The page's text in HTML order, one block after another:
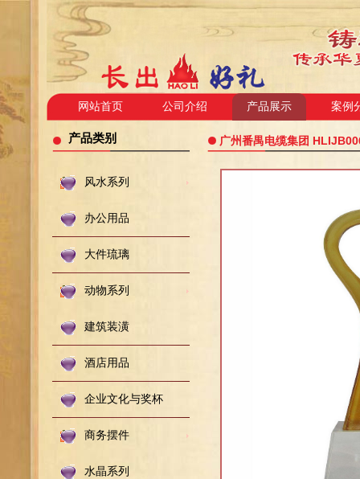
网站首页 公司介绍 产品展示 案例
产品类别
风水系列
办公用品
大件琉璃
动物系列
建筑装潢
酒店用品
企业文化与奖杯
商务摆件
水晶系列
广州番禺电缆集团